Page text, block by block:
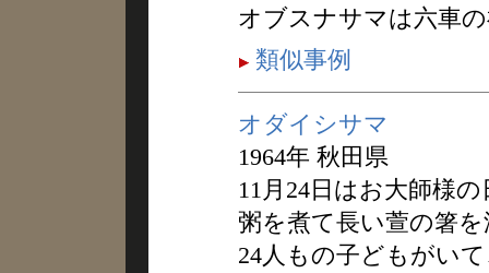
オブスナサマは六車
類似事例
オダイシサマ
1964年 秋田県
11月24日はお大師様
粥を煮て長い萱の箸
24人もの子どもがい